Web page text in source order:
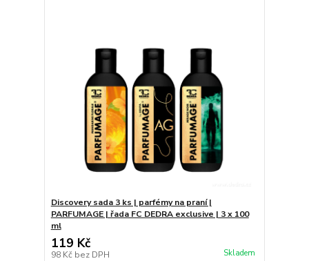
Discovery sada 3 ks | parfémy na praní |
PARFUMAGE | řada FC DEDRA exclusive | 3 x 100
ml
119 Kč
98 Kč bez DPH Skladem